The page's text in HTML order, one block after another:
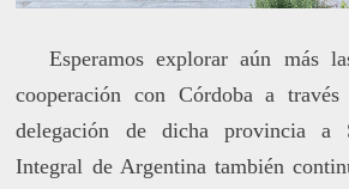
Esperamos explorar aún más
cooperación con Córdoba a
delegación de dicha provincia a
Integral de Argentina también